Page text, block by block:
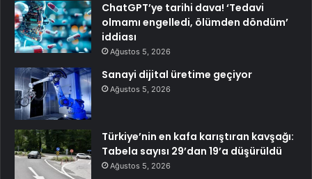
ChatGPT’ye tarihi dava! ‘Tedavi
olmamı engelledi, ölümden döndüm’
iddiası
Ağustos 5, 2026
Sanayi dijital üretime geçiyor
Ağustos 5, 2026
Türkiye’nin en kafa karıştıran kavşağı:
Tabela sayısı 29’dan 19’a düşürüldü
Ağustos 5, 2026